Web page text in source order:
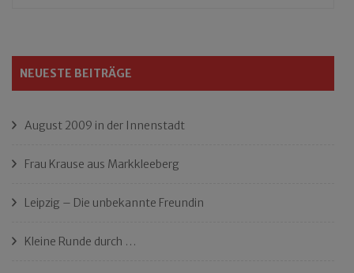
NEUESTE BEITRÄGE
August 2009 in der Innenstadt
Frau Krause aus Markkleeberg
Leipzig – Die unbekannte Freundin
Kleine Runde durch …